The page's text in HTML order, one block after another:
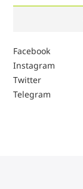
Facebook
Instagram
Twitter
Telegram